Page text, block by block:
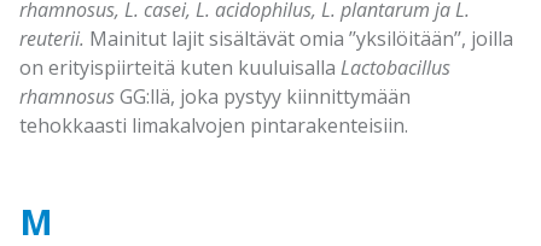
rhamnosus, L. casei, L. acidophilus, L. plantarum ja L.
reuterii. Mainitut lajit sisältävät omia ’’yksilöitään’’, joilla
on erityispiirteitä kuten kuuluisalla Lactobacillus
rhamnosusGG:llä, joka pystyy kiinnittymään
tehokkaasti limakalvojen pintarakenteisiin.
M